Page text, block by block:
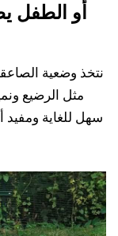
مثل الرضيع
سهل للغاية ومفيد